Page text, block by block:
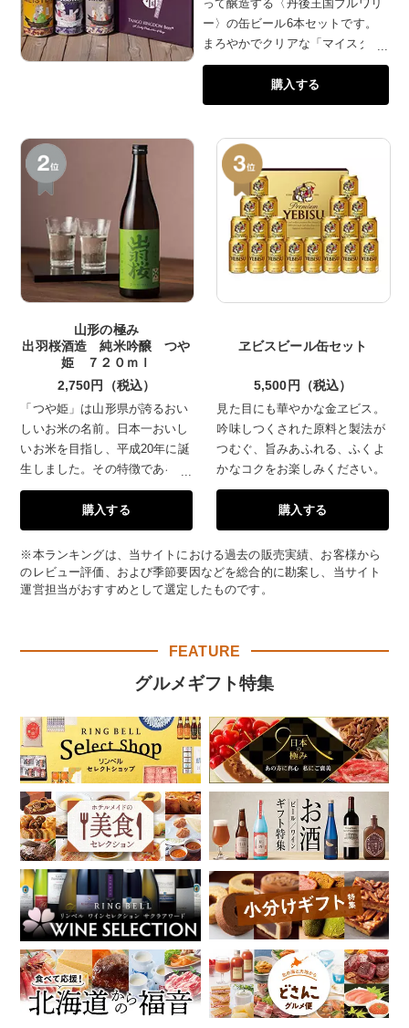
こと間違いなしのギフトです。
って醸造する〈丹後王国ブルワリ
ー〉の缶ビール6本セットです。
まろやかでクリアな「マイスタ
ー」、爽快なのどごしの「ピルス
ナー」、心地よい苦みの「スモー
ク（ラオホ）」、軽やかな苦みと
エール」、濃厚で芳醇な「アンバ
ーエール」、芳ばしくすっきりと
した「メルツェン」の個性豊かな
6種類。丹後地域の伝説の姫が描
かれた華やかな缶は、ギフトにも
喜ばれます。
購入する
山形の極み
出羽桜酒造 純米吟醸 つや
姫 ７２０ｍｌ
2,750円（税込）
「つや姫」は山形県が誇るおい
しいお米の名前。日本一おいし
いお米を目指し、平成20年に誕
生しました。その特徴である、
艶のある香りと上品な甘みをそ
のままお酒に表現しました。山
形の洋梨「ラ・フランス」を想
わせる香りと芳醇な旨みをお楽
しみください。
購入する
ヱビスビール缶セット
5,500円（税込）
見た目にも華やかな金ヱビス。
吟味しつくされた原料と製法が
つむぐ、旨みあふれる、ふくよ
かなコクをお楽しみください。
購入する
※本ランキングは、当サイトにおける過去の販売実績、お客様から
のレビュー評価、および季節要因などを総合的に勘案し、当サイト
運営担当がおすすめとして選定したものです。
FEATURE
グルメギフト特集